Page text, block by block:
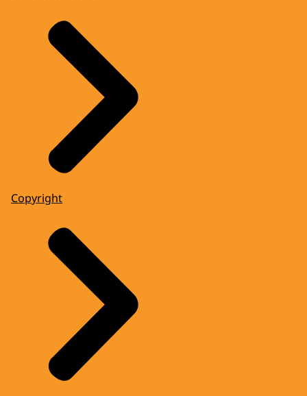
Copyright